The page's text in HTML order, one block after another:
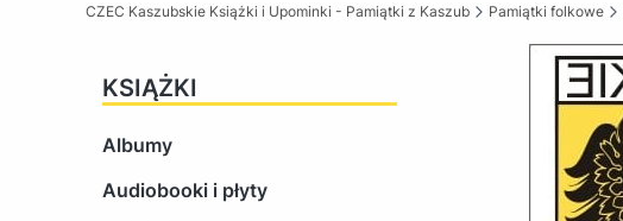
CZEC Kaszubskie Książki i Upominki - Pamiątki z Kaszub Pamiątki folkowe
KSIĄŻKI
Albumy
Audiobooki i płyty